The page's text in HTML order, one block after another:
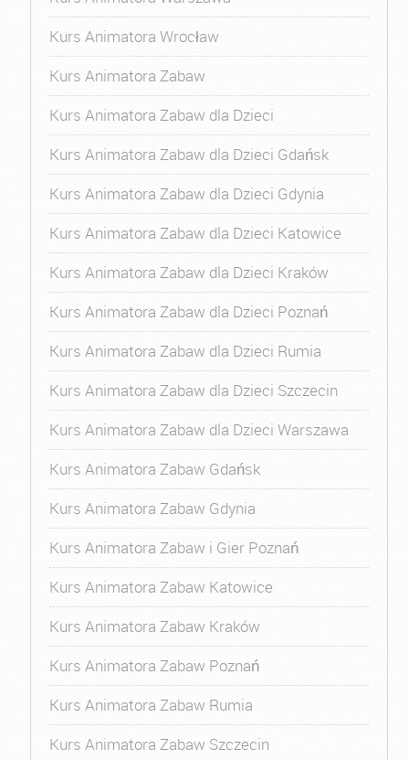
Kurs Animatora Wrocław
Kurs Animatora Zabaw
Kurs Animatora Zabaw dla Dzieci
Kurs Animatora Zabaw dla Dzieci Gdańsk
Kurs Animatora Zabaw dla Dzieci Gdynia
Kurs Animatora Zabaw dla Dzieci Katowice
Kurs Animatora Zabaw dla Dzieci Kraków
Kurs Animatora Zabaw dla Dzieci Poznań
Kurs Animatora Zabaw dla Dzieci Rumia
Kurs Animatora Zabaw dla Dzieci Szczecin
Kurs Animatora Zabaw dla Dzieci Warszawa
Kurs Animatora Zabaw Gdańsk
Kurs Animatora Zabaw Gdynia
Kurs Animatora Zabaw i Gier Poznań
Kurs Animatora Zabaw Katowice
Kurs Animatora Zabaw Kraków
Kurs Animatora Zabaw Poznań
Kurs Animatora Zabaw Rumia
Kurs Animatora Zabaw Szczecin